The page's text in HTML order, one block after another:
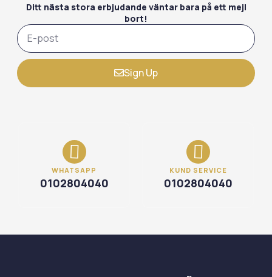
Ditt nästa stora erbjudande väntar bara på ett mejl
bort!
Sign Up
WHATSAPP
0102804040
KUND SERVICE
0102804040